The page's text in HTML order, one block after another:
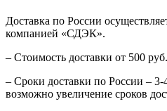
Доставка по России
компанией «СДЭК».
– Стоимость доставки от 500 руб.
– Сроки доставки по России –
возможно увеличение сроков